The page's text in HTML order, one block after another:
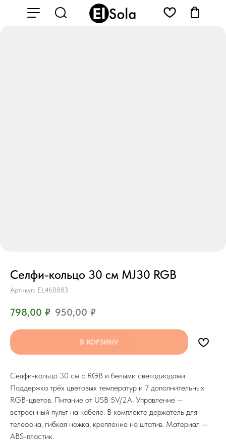
Селфи-кольцо 30 см MJ30 RGB
Артикул: EL460883
798,00 ₽ 950,00 ₽
В КОРЗИНУ
Селфи-кольцо 30 см с RGB и белыми светодиодами.
Поддержка трёх цветовых температур и 7 дополнительных
RGB-цветов. Питание от USB 5V/2A. Управление —
встроенный пульт на кабеле. В комплекте держатель для
телефона, гибкая ножка, крепление на штатив. Материал —
ABS-пластик.